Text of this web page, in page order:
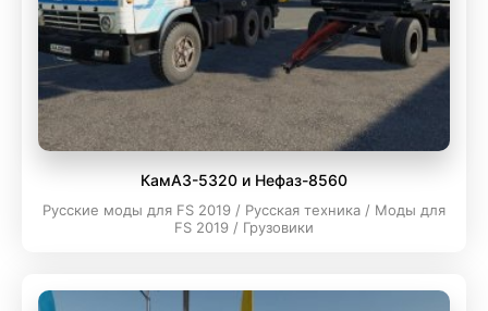
КамАЗ-5320 и Нефаз-8560
Русские моды для FS 2019 / Русская техника / Моды для
FS 2019 / Грузовики